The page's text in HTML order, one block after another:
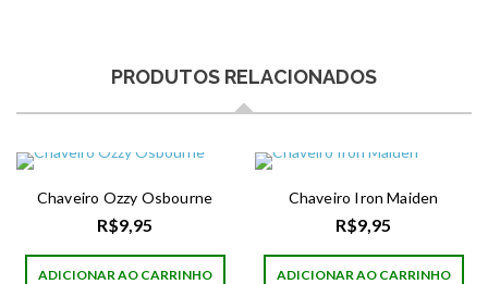
PRODUTOS RELACIONADOS
Chaveiro Ozzy Osbourne
R$9,95
ADICIONAR AO CARRINHO
Chaveiro Iron Maiden
R$9,95
ADICIONAR AO CARRINHO